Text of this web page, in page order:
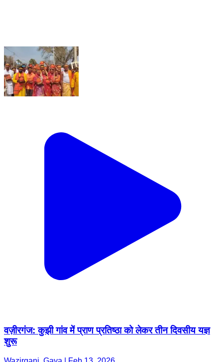
वज़ीरगंज: कुझी गांव में प्राण प्रतिष्ठा को लेकर तीन दिवसीय यज्ञ